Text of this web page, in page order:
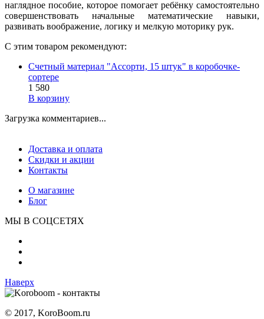
наглядное пособие, которое помогает ребёнку самостоятельно
совершенствовать начальные математические навыки,
развивать воображение, логику и мелкую моторику рук.
С этим товаром рекомендуют:
Счетный материал "Ассорти, 15 штук" в коробочке-
сортере
1 580
В корзину
Загрузка комментариев...
Доставка и оплата
Скидки и акции
Контакты
О магазине
Блог
МЫ В СОЦСЕТЯХ
Наверх
© 2017, KoroBoom.ru